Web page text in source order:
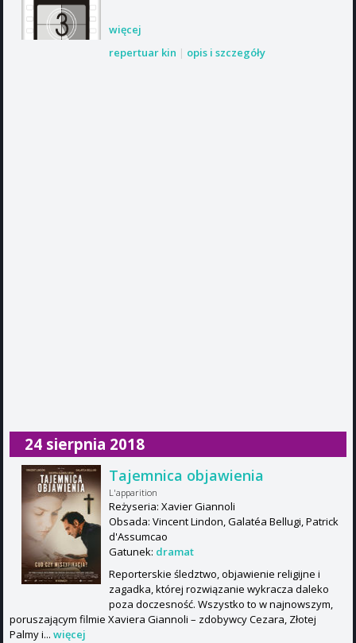
więcej
repertuar kin | opis i szczegóły
24 sierpnia 2018
Tajemnica objawienia
L'apparition
Reżyseria: Xavier Giannoli
Obsada: Vincent Lindon, Galatéa Bellugi, Patrick
d'Assumcao
Gatunek: dramat
Reporterskie śledztwo, objawienie religijne i
zagadka, której rozwiązanie wykracza daleko
poza doczesność. Wszystko to w najnowszym,
poruszającym filmie Xaviera Giannoli – zdobywcy Cezara, Złotej
Palmy i... więcej